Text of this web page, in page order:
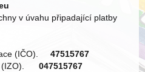
v úvahu připadající platby
(IČO). 47515767
(IZO).
047515767